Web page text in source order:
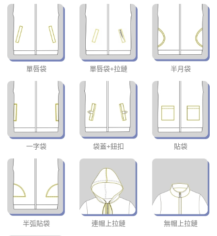
單唇袋 單唇袋+拉鏈 半月袋
一字袋 袋蓋+鈕扣 貼袋
半弧貼袋 連帽上拉鏈 無帽上拉鏈